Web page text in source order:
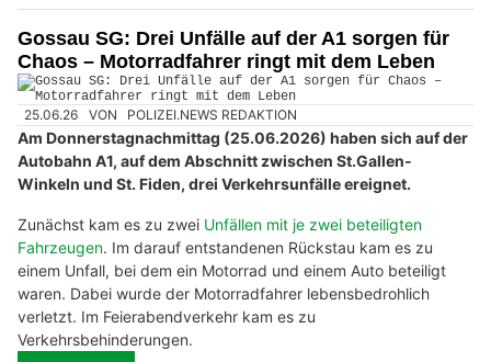
Gossau SG: Drei Unfälle auf der A1 sorgen für
Chaos – Motorradfahrer ringt mit dem Leben
25.06.26 VON POLIZEI.NEWS REDAKTION
Am Donnerstagnachmittag (25.06.2026) haben sich auf der
Autobahn A1, auf dem Abschnitt zwischen St.Gallen-
Winkeln und St. Fiden, drei Verkehrsunfälle ereignet.
Zunächst kam es zu zwei Unfällen mit je zwei beteiligten
Fahrzeugen. Im darauf entstandenen Rückstau kam es zu
einem Unfall, bei dem ein Motorrad und einem Auto beteiligt
waren. Dabei wurde der Motorradfahrer lebensbedrohlich
verletzt. Im Feierabendverkehr kam es zu
Verkehrsbehinderungen.